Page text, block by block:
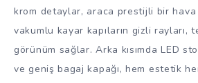
krom detaylar, araca prestijli bir
vakumlu kayar kapıların gizli rayları,
görünüm sağlar. Arka kısımda LED
ve geniş bagaj kapağı, hem estetik